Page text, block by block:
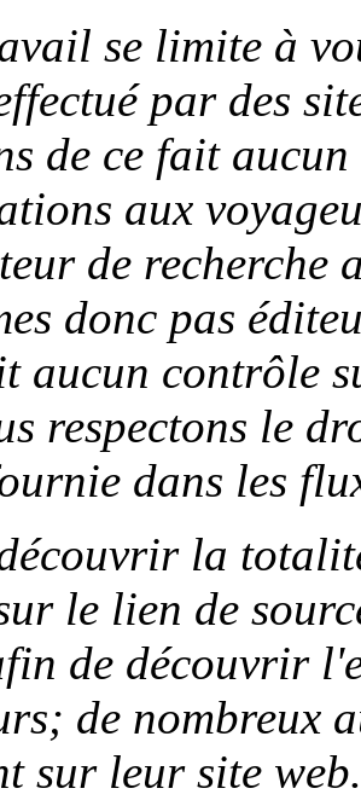
se limite à
par des
de ce fait
aux
de recherche
donc pas
aucun contrôle
respectons le
dans les
la
le lien de
de découvrir
de nombreux
sur leur site